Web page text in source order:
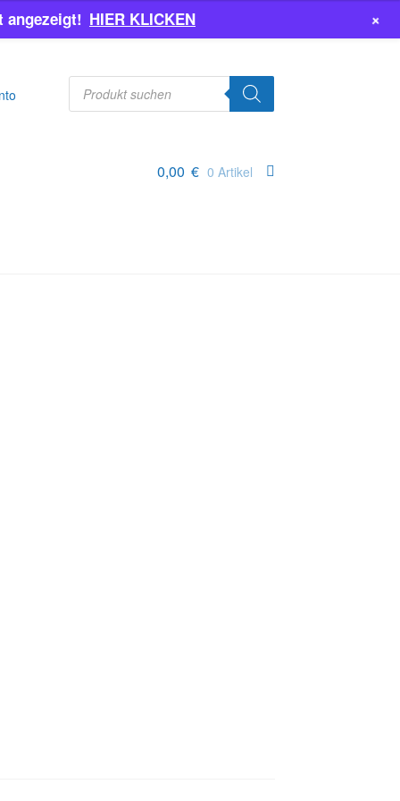
Products
search
0,00 € 0 Artikel
angezeigt! HIER KLICKEN +